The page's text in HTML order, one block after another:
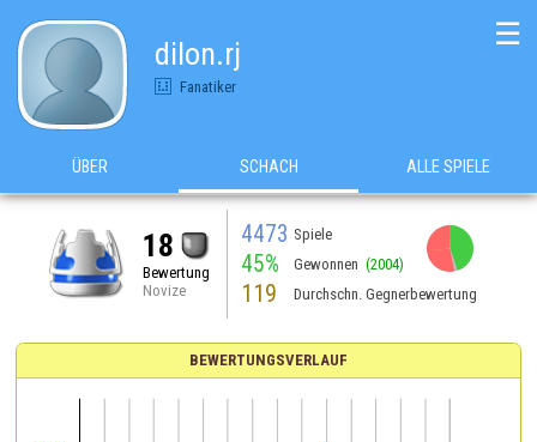
dilon.rj
Fanatiker
☰
ÜBER SCHACH ALLE SPIELE
18
Bewertung
Novize
4473 Spiele
45% Gewonnen (2004)
119 Durchschn. Gegnerbewertung
BEWERTUNGSVERLAUF